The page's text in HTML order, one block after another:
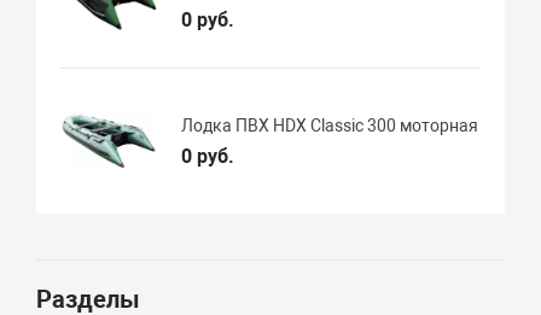
0 руб.
Лодка ПВХ HDX Classic 300 моторная
0 руб.
Разделы